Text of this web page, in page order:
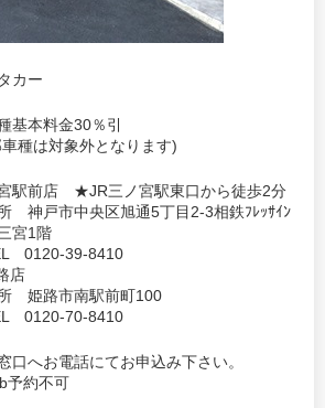
カー
基本料金30％引
種は対象外となります)
駅前店 ★JR三ノ宮駅東口から徒歩2分
神戸市中央区旭通5丁目2-3相鉄ﾌﾚｯｻｲﾝ
宮1階
0120-39-8410
店
姫路市南駅前町100
0120-70-8410
口へお電話にてお申込み下さい。
予約不可